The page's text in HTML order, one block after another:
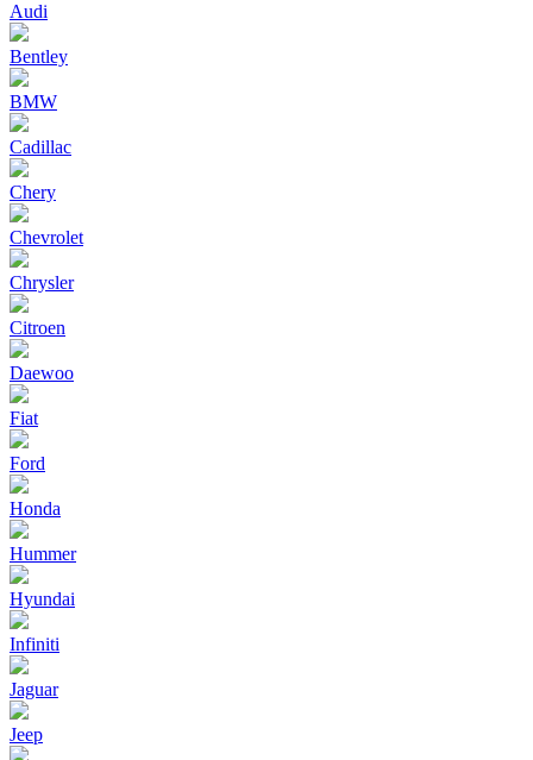
Audi
Bentley
BMW
Cadillac
Chery
Chevrolet
Chrysler
Citroen
Daewoo
Fiat
Ford
Honda
Hummer
Hyundai
Infiniti
Jaguar
Jeep